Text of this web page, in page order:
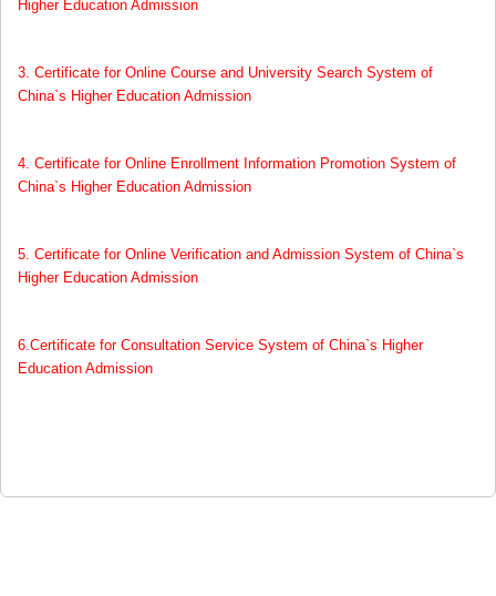
Higher Education Admission
3. Certificate for Online Course and University Search System of
China`s Higher Education Admission
4. Certificate for Online Enrollment Information Promotion System of
China`s Higher Education Admission
5. Certificate for Online Verification and Admission System of China`s
Higher Education Admission
6.Certificate for Consultation Service System of China`s Higher
Education Admission